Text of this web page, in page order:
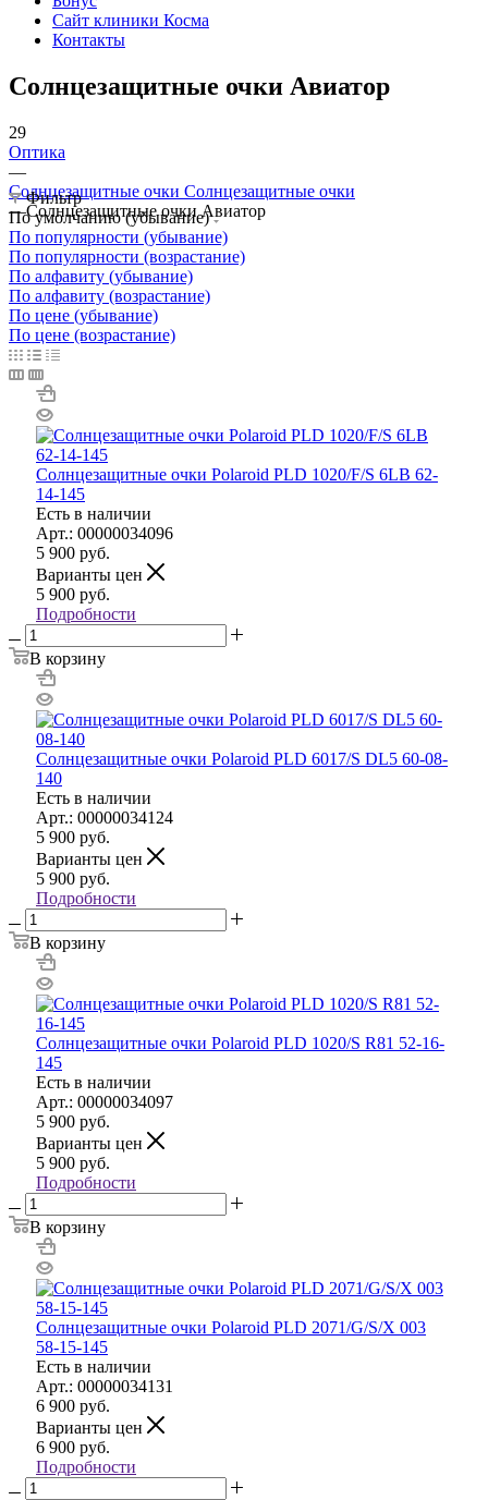
Сайт клиники Косма
Контакты
Солнцезащитные очки Авиатор
29
Оптика
—
Солнцезащитные очки Солнцезащитные очки
—Солнцезащитные очки Авиатор
Фильтр
По умолчанию (убывание)
По популярности (убывание)
По популярности (возрастание)
По алфавиту (убывание)
По алфавиту (возрастание)
По цене (убывание)
По цене (возрастание)
Солнцезащитные очки Polaroid PLD 1020/F/S 6LB 62-
14-145
Есть в наличии
Арт.: 00000034096
5 900 руб.
Варианты цен
5 900 руб.
Подробности
В корзину
Солнцезащитные очки Polaroid PLD 6017/S DL5 60-08-
140
Есть в наличии
Арт.: 00000034124
5 900 руб.
Варианты цен
5 900 руб.
Подробности
В корзину
Солнцезащитные очки Polaroid PLD 1020/S R81 52-16-
145
Есть в наличии
Арт.: 00000034097
5 900 руб.
Варианты цен
5 900 руб.
Подробности
В корзину
Солнцезащитные очки Polaroid PLD 2071/G/S/X 003
58-15-145
Есть в наличии
Арт.: 00000034131
6 900 руб.
Варианты цен
6 900 руб.
Подробности